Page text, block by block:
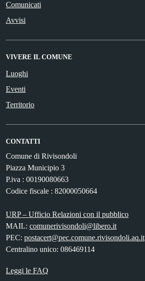
Comunicati
Avvisi
VIVERE IL COMUNE
Luoghi
Eventi
Territorio
CONTATTI
Comune di Rivisondoli
Piazza Municipio 3
P.iva : 00190080663
Codice fiscale : 82000050664
URP – Ufficio Relazioni con il pubblico
MAIL: comunerivisondoli@libero.it
PEC: postacert@pec.comune.rivisondoli.aq.it
Centralino unico: 086469114
Leggi le FAQ